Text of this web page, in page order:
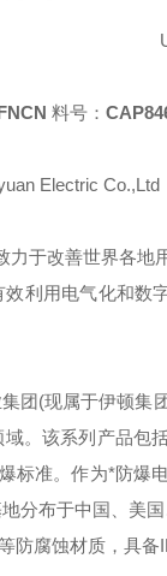
料号：
Electric Co.,Ltd
力于改善世界各
利用电气化和
团(现属于伊顿集
。该系列产品包
标准。作为*防爆
分布于中国、美
防腐蚀材质，具备